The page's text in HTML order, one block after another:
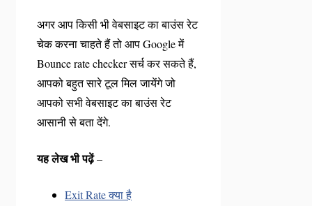
अगर आप किसी भी वेबसाइट का बाउंस रेट
चेक करना चाहते हैं तो आप Google में
Bounce rate checker सर्च कर सकते हैं,
आपको बहुत सारे टूल मिल जायेंगे जो
आपको सभी वेबसाइट का बाउंस रेट
आसानी से बता देंगे.
यह लेख भी पढ़ें–
Exit Rate क्या है